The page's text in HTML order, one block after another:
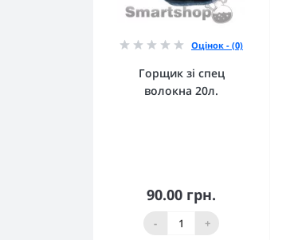
Оцінок - (0)
Горщик зі спец
волокна 20л.
90.00 грн.
- +
До кошика